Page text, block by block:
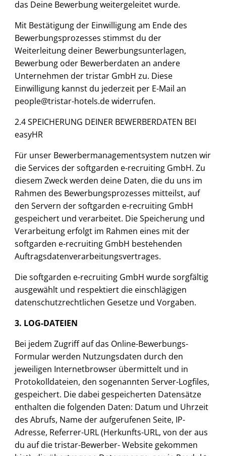
das Deine Bewerbung weitergeleitet wurde.
Mit Bestätigung der Einwilligung am Ende des
Bewerbungsprozesses stimmst du der
Weiterleitung deiner Bewerbungsunterlagen,
Bewerbung oder Bewerberdaten an andere
Unternehmen der tristar GmbH zu. Diese
Einwilligung kannst du jederzeit per E-Mail an
people@tristar-hotels.de widerrufen.
2.4 SPEICHERUNG DEINER BEWERBERDATEN BEI
easyHR
Für unser Bewerbermanagementsystem nutzen wir
die Services der softgarden e-recruiting GmbH. Zu
diesem Zweck werden deine Daten, die du uns im
Rahmen des Bewerbungsprozesses mitteilst, auf
den Servern der softgarden e-recruiting GmbH
gespeichert und verarbeitet. Die Speicherung und
Verarbeitung erfolgt im Rahmen eines mit der
softgarden e-recruiting GmbH bestehenden
Auftragsdatenverarbeitungsvertrages.
Die softgarden e-recruiting GmbH wurde sorgfältig
ausgewählt und respektiert die einschlägigen
datenschutzrechtlichen Gesetze und Vorgaben.
3. LOG-DATEIEN
Bei jedem Zugriff auf das Online-Bewerbungs-
Formular werden Nutzungsdaten durch den
jeweiligen Internetbrowser übermittelt und in
Protokolldateien, den sogenannten Server-Logfiles,
gespeichert. Die dabei gespeicherten Datensätze
enthalten die folgenden Daten: Datum und Uhrzeit
des Abrufs, Name der aufgerufenen Seite, IP-
Adresse, Referrer-URL (Herkunfts-URL, von der aus
du auf die tristar-Bewerber- Website gekommen